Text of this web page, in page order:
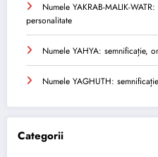
Numele YAKRAB-MALIK-
personalitate
Numele YAHYA: semnificație,
Numele YAGHUTH:
Categorii